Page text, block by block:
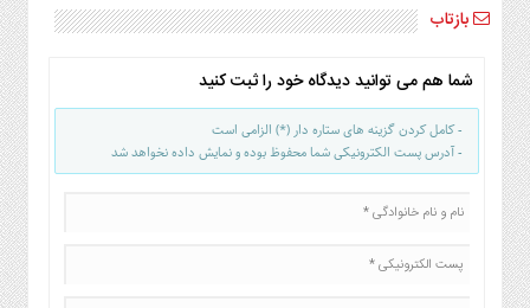
بازتاب
شما هم می توانید دیدگاه خود را ثبت کنید
- کامل کردن گزینه های ستاره دار (*) الزامی است
- آدرس پست الکترونیکی شما محفوظ بوده و نمایش داده نخواهد شد